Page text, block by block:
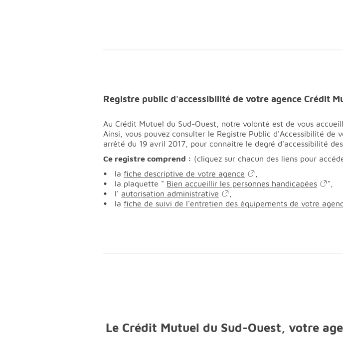
Registre public d'accessibilité de votre agence Crédit
Au Crédit Mutuel du Sud-Ouest, notre volonté est de vous
Ainsi, vous pouvez consulter le Registre Public d'Accessibilité
arrêté du 19 avril 2017, pour connaître le degré d'accessibilité des
Ce registre comprend : (cliquez sur chacun des liens pour
la fiche descriptive de votre agence
la plaquette " Bien accueillir les personnes handicapées
",
l' autorisation administrative
la fiche de suivi de l'entretien des équipements de votre
Le Crédit Mutuel du Sud-Ouest, votre